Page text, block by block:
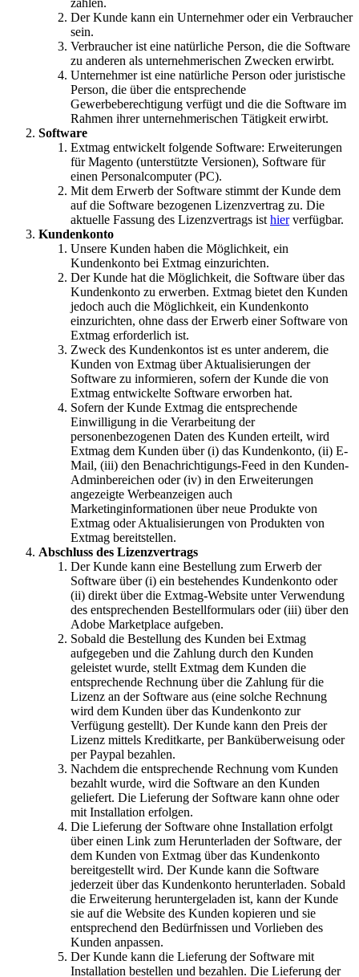
Der Kunde kann ein Unternehmer oder ein Verbraucher
sein.
Verbraucher ist eine natürliche Person, die die Software
zu anderen als unternehmerischen Zwecken erwirbt.
Unternehmer ist eine natürliche Person oder juristische
Person, die über die entsprechende
Gewerbeberechtigung verfügt und die die Software im
Rahmen ihrer unternehmerischen Tätigkeit erwirbt.
Software
Extmag entwickelt folgende Software: Erweiterungen
für Magento (unterstützte Versionen), Software für
einen Personalcomputer (PC).
Mit dem Erwerb der Software stimmt der Kunde dem
auf die Software bezogenen Lizenzvertrag zu. Die
aktuelle Fassung des Lizenzvertrags ist hierverfügbar.
Kundenkonto
Unsere Kunden haben die Möglichkeit, ein
Kundenkonto bei Extmag einzurichten.
Der Kunde hat die Möglichkeit, die Software über das
Kundenkonto zu erwerben. Extmag bietet den Kunden
jedoch auch die Möglichkeit, ein Kundenkonto
einzurichten, ohne dass der Erwerb einer Software von
Extmag erforderlich ist.
Zweck des Kundenkontos ist es unter anderem, die
Kunden von Extmag über Aktualisierungen der
Software zu informieren, sofern der Kunde die von
Extmag entwickelte Software erworben hat.
Sofern der Kunde Extmag die entsprechende
Einwilligung in die Verarbeitung der
personenbezogenen Daten des Kunden erteilt, wird
Extmag dem Kunden über (i) das Kundenkonto, (ii) E-
Mail, (iii) den Benachrichtigungs-Feed in den Kunden-
Adminbereichen oder (iv) in den Erweiterungen
angezeigte Werbeanzeigen auch
Marketinginformationen über neue Produkte von
Extmag oder Aktualisierungen von Produkten von
Extmag bereitstellen.
Abschluss des Lizenzvertrags
Der Kunde kann eine Bestellung zum Erwerb der
Software über (i) ein bestehendes Kundenkonto oder
(ii) direkt über die Extmag-Website unter Verwendung
des entsprechenden Bestellformulars oder (iii) über den
Adobe Marketplace aufgeben.
Sobald die Bestellung des Kunden bei Extmag
aufgegeben und die Zahlung durch den Kunden
geleistet wurde, stellt Extmag dem Kunden die
entsprechende Rechnung über die Zahlung für die
Lizenz an der Software aus (eine solche Rechnung
wird dem Kunden über das Kundenkonto zur
Verfügung gestellt). Der Kunde kann den Preis der
Lizenz mittels Kreditkarte, per Banküberweisung oder
per Paypal bezahlen.
Nachdem die entsprechende Rechnung vom Kunden
bezahlt wurde, wird die Software an den Kunden
geliefert. Die Lieferung der Software kann ohne oder
mit Installation erfolgen.
Die Lieferung der Software ohne Installation erfolgt
über einen Link zum Herunterladen der Software, der
dem Kunden von Extmag über das Kundenkonto
bereitgestellt wird. Der Kunde kann die Software
jederzeit über das Kundenkonto herunterladen. Sobald
die Erweiterung heruntergeladen ist, kann der Kunde
sie auf die Website des Kunden kopieren und sie
entsprechend den Bedürfnissen und Vorlieben des
Kunden anpassen.
Der Kunde kann die Lieferung der Software mit
Installation bestellen und bezahlen. Die Lieferung der